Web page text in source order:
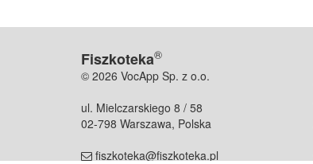
Fiszkoteka®
© 2026 VocApp Sp. z o.o.
ul. Mielczarskiego 8 / 58
02-798 Warszawa, Polska
fiszkoteka@fiszkoteka.pl